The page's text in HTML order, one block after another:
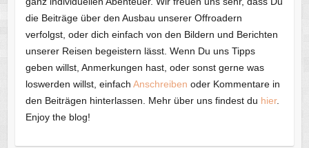
die Beiträge über den Ausbau unserer Offroadern
verfolgst, oder dich einfach von den Bildern und Berichten
unserer Reisen begeistern lässt. Wenn Du uns Tipps
geben willst, Anmerkungen hast, oder sonst gerne was
loswerden willst, einfach Anschreiben oder Kommentare in
den Beiträgen hinterlassen. Mehr über uns findest du hier.
Enjoy the blog!